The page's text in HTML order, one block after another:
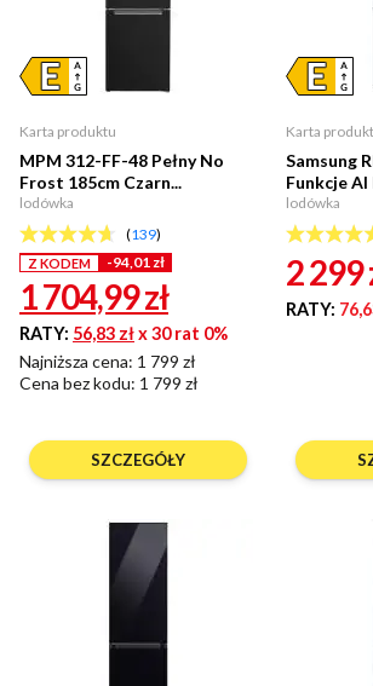
Karta produktu
MPM 312-FF-48 Pełny No
Frost 185cm Czarn...
lodówka
(139)
Z KODEM -94,01 zł
1 704,99zł
RATY: 56,83 złx 30 rat 0%
Najniższa cena: 1 799 zł
Cena bez kodu: 1 799 zł
SZCZEGÓŁY
Karta
Samsung
Funkcje AI
lodówka
2 299
RATY: